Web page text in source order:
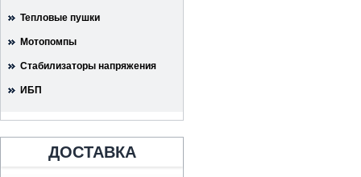
Тепловые пушки
Мотопомпы
Стабилизаторы напряжения
ИБП
ДОСТАВКА